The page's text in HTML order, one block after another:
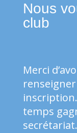
Nous
club
Merci
temps
secrétariat.